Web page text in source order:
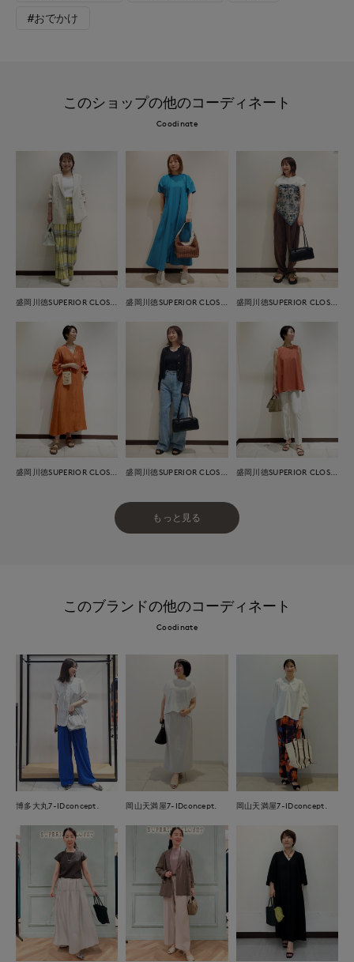
#おでかけ
このショップの他のコーディネート
Coodinate
もっと見る
このブランドの他のコーディネート
Coodinate
博多大丸7-IDconcept. 岡山天満屋7-IDconcept. 岡山天満屋7-IDconcept.